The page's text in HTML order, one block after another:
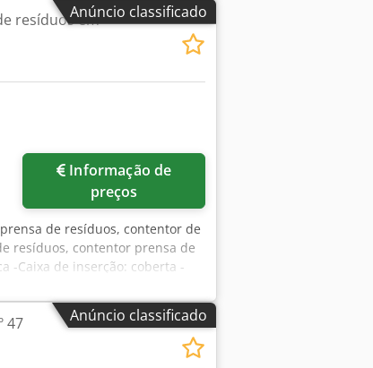
Anúncio classificado
resíduos em
preços
de resíduos, contentor de
resíduos, contentor prensa de
-Caixa de inserção: coberta -
Chedeb A Ii Sjpfx
do êmbolo: 1450 x 650
-Catracas laterais com rosca
Anúncio classificado
47